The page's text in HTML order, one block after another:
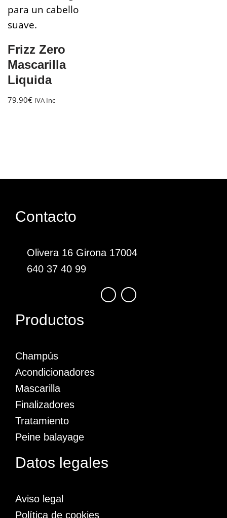
Frizz Zero
Mascarilla
Liquida
79.90€ IVA Inc
Contacto
Olivera 16 Girona 17004
640 37 40 99
Productos
Champús
Acondicionadores
Mascarilla
Finalizadores
Tratamiento
Peine balayage
Datos legales
Aviso legal
Política de cookies